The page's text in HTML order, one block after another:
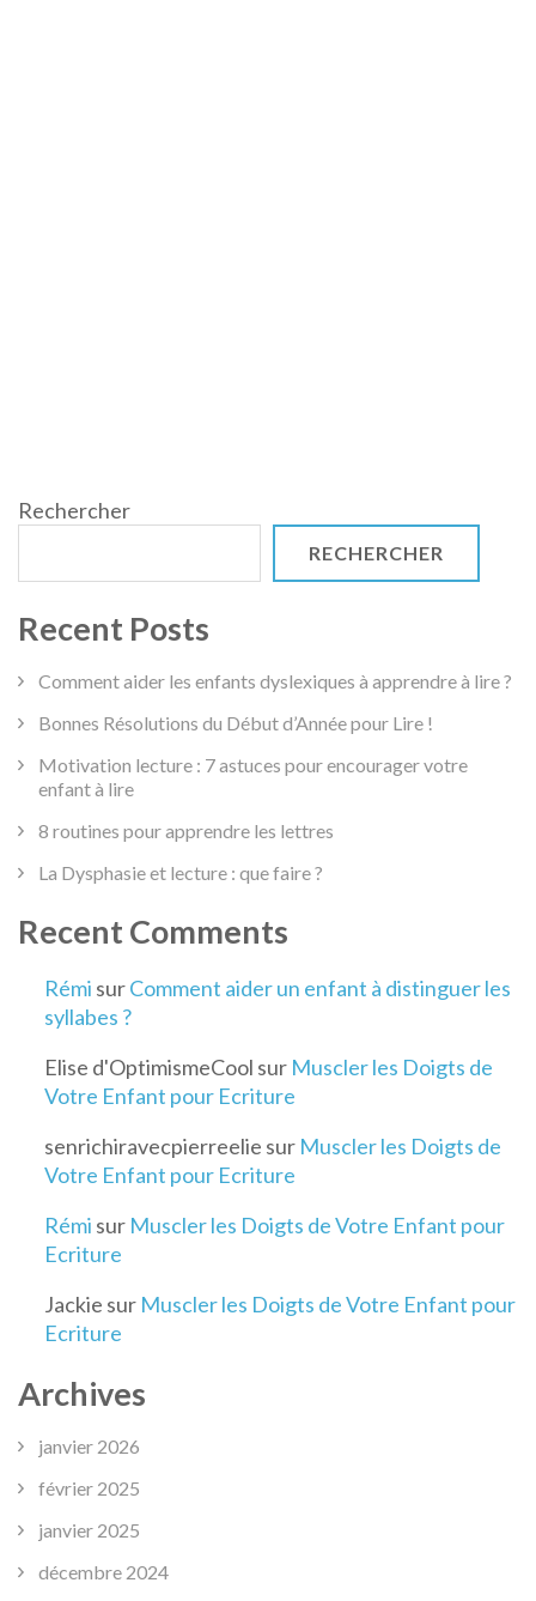
Rechercher
RECHERCHER
Recent Posts
Comment aider les enfants dyslexiques à apprendre à lire ?
Bonnes Résolutions du Début d’Année pour Lire !
Motivation lecture : 7 astuces pour encourager votre
enfant à lire
8 routines pour apprendre les lettres
La Dysphasie et lecture : que faire ?
Recent Comments
Rémi surComment aider un enfant à distinguer les
syllabes ?
Elise d'OptimismeCool sur Muscler les Doigts de
Votre Enfant pour Ecriture
senrichiravecpierreelie sur Muscler les Doigts de
Votre Enfant pour Ecriture
Rémi sur Muscler les Doigts de Votre Enfant pour
Ecriture
Jackie sur Muscler les Doigts de Votre Enfant pour
Ecriture
Archives
janvier 2026
février 2025
janvier 2025
décembre 2024